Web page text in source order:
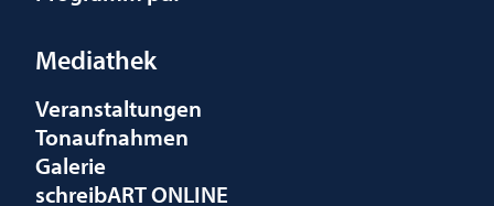
Mediathek
Veranstaltungen
Tonaufnahmen
Galerie
schreibART ONLINE